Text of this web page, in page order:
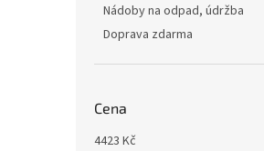
Nádoby na odpad, údržba
Doprava zdarma
Cena
4423 Kč